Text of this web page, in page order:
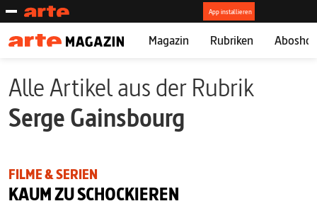
Magazin Rubriken
Alle Artikel aus der Rubrik
Serge Gainsbourg
FILME & SERIEN
KAUM ZU SCHOCKIEREN